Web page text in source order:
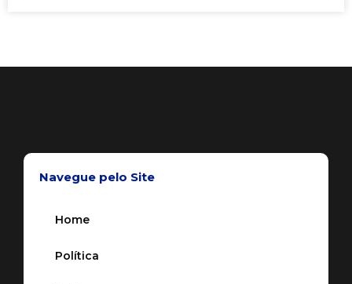
Navegue pelo Site
Home
Política